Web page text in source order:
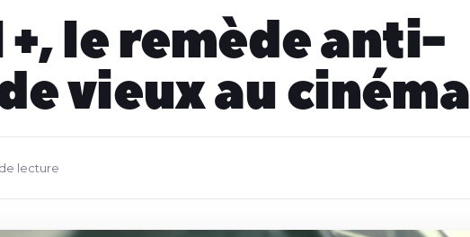
+, le remède anti-
vieux au cinéma
lecture